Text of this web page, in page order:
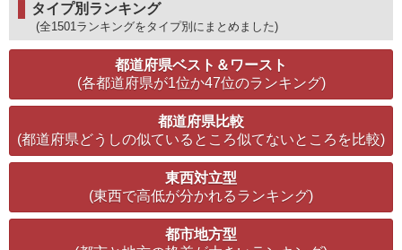
タイプ別ランキング
(全1501ランキングをタイプ別にまとめました)
都道府県ベスト＆ワースト
(各都道府県が1位か47位のランキング)
都道府県比較
(都道府県どうしの似ているところ似てないところを比較)
東西対立型
(東西で高低が分かれるランキング)
都市地方型